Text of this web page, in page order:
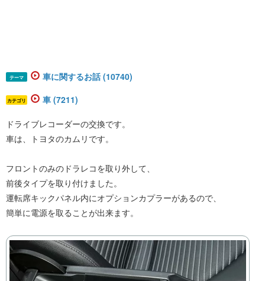
テーマ 車に関するお話 (10740)
カテゴリ 車 (7211)
ドライブレコーダーの交換です。
車は、トヨタのカムリです。
フロントのみのドラレコを取り外して、
前後タイプを取り付けました。
運転席キックパネル内にオプションカプラーがあるので、
簡単に電源を取ることが出来ます。